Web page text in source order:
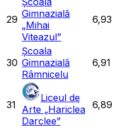
29 Gimnazială
„Mihai
Viteazul”
6,93
30
Școala
Gimnazială
Râmnicelu
6,91
31
Liceul de
Arte „Hariclea
Darclee”
6,89